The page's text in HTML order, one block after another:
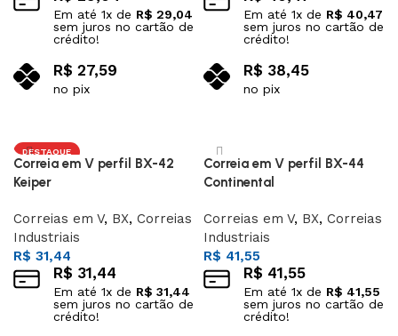
Em até 1x de R$ 29,04
sem juros no cartão de
crédito!
R$ 27,59
no pix
Em até 1x de R$ 40,47
sem juros no cartão de
crédito!
R$ 38,45
no pix
DESTAQUE
Correia em V perfil BX-42
Keiper
Correias em V, BX, Correias
Industriais
R$ 31,44
R$ 31,44
Em até 1x de R$ 31,44
sem juros no cartão de
crédito!
Correia em V perfil BX-44
Continental
Correias em V, BX, Correias
Industriais
R$ 41,55
R$ 41,55
Em até 1x de R$ 41,55
sem juros no cartão de
crédito!